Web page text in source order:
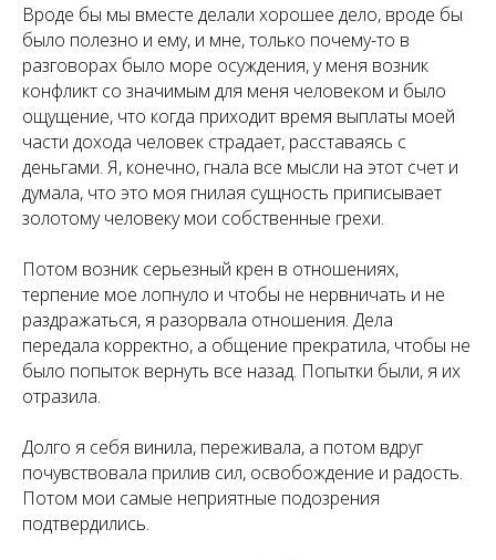
Вроде бы мы вместе делали хорошее дело, вроде бы
было полезно и ему, и мне, только почему-то в
разговорах было море осуждения, у меня возник
конфликт со значимым для меня человеком и было
ощущение, что когда приходит время выплаты моей
части дохода человек страдает, расставаясь с
деньгами. Я, конечно, гнала все мысли на этот счет и
думала, что это моя гнилая сущность приписывает
золотому человеку мои собственные грехи.
Потом возник серьезный крен в отношениях,
терпение мое лопнуло и чтобы не нервничать и не
раздражаться, я разорвала отношения. Дела
передала корректно, а общение прекратила, чтобы не
было попыток вернуть все назад. Попытки были, я их
отразила.
Долго я себя винила, переживала, а потом вдруг
почувствовала прилив сил, освобождение и радость.
Потом мои самые неприятные подозрения
подтвердились.